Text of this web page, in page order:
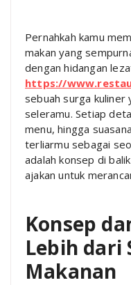
Pernahkah kamu
makan yang
dengan hidangan
https://
sebuah surga kuliner
seleramu. Setiap
menu, hingga
terliarmu sebagai
adalah konsep di balik
ajakan untuk
Konsep
Lebih dari
Makanan